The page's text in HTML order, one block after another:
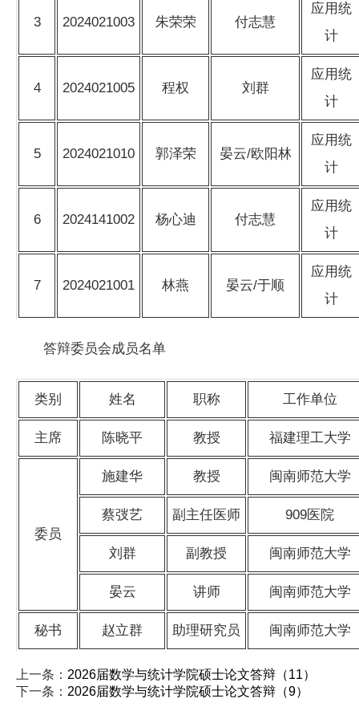
3 2024021003 朱荣荣 付志慧
应用统
计
4 2024021005 程权 刘群
应用统
计
5 2024021010 郭泽荣 晏云/欧阳林
应用统
计
6 2024141002 杨心迪 付志慧
应用统
计
7 2024021001 林燕 晏云/于顺
应用统
计
答辩委员会成员名单
类别 姓名 职称 工作单位
主席 陈晓平 教授 福建理工大学
委员
施建华 教授 闽南师范大学
蔡弢艺 副主任医师 909医院
刘群 副教授 闽南师范大学
晏云 讲师 闽南师范大学
秘书 赵立群 助理研究员 闽南师范大学
上一条： 2026届数学与统计学院硕士论文答辩（11）
下一条： 2026届数学与统计学院硕士论文答辩（9）